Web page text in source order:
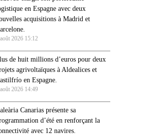
en Espagne avec deux
acquisitions à Madrid et
2026 15:12
de huit millions d’euros pour deux
agrivoltaïques à Aldealices et
en Espagne.
2026 14:49
Canarias présente sa
d’été en renforçant la
avec 12 navires.